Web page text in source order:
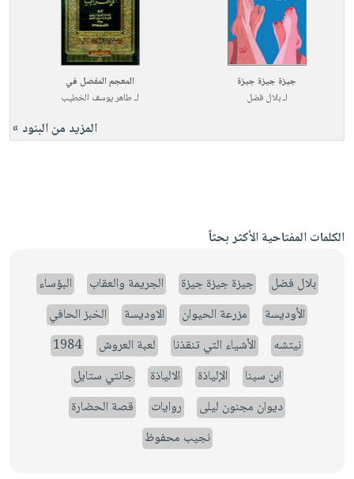
جيزة جيزة جيزة
لـبلال فضل
المعجم المفصل في
لـطاهر يوسف الخطيب
المزيد من البنود »
الكلمات المفتاحية الأكثر بحثاً
بلال فضل جيزة جيزة جيزة الجريمة والعقاب
البؤساء
الأوديسة
مزرعة الحيوان الاوديسة
الخبز الحافي
نيتشه
الأشياء التي تنقذنا لعبة العروش
1984
ابن سينا
الإلياذة الالياذة
جانتي ستايل
ديوان مجنون ليلى
روايات
قصة الحضارة
نجيب محفوظ